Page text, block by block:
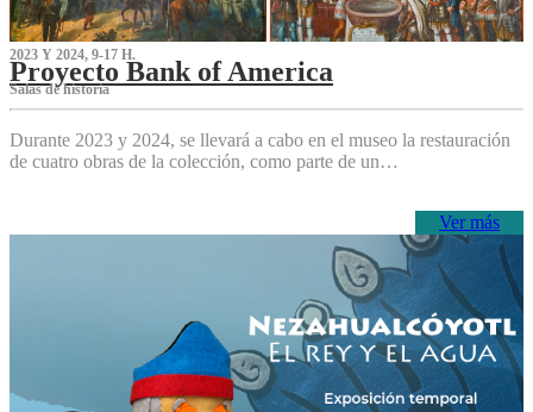
2023 Y 2024, 9-17 H.
Proyecto Bank of America
S‌alas de historia
Durante 2023 y 2024, se llevará a cabo en el museo la restauración
de cuatro obras de la colección, como parte de un…
Ver más